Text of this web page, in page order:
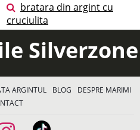
bratara din argint cu
cruciulita
Silverzone
ARGINTUL BLOG
DESPRE MARIMI